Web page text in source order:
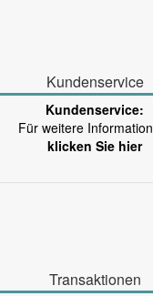
Kundenservice
Kundenservice:
Für weitere
klicken Sie hier
Transaktionen